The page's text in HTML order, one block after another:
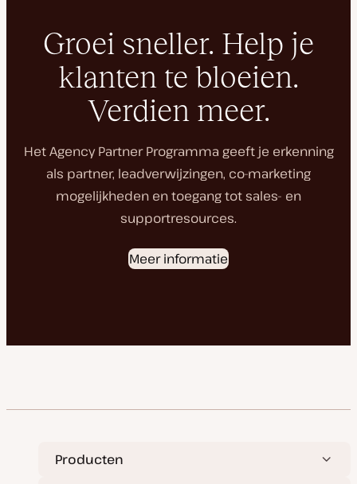
Groei sneller. Help je
klanten te bloeien.
Verdien meer.
Het Agency Partner Programma geeft je erkenning
als partner, leadverwijzingen, co-marketing
mogelijkheden en toegang tot sales- en
supportresources.
Meer informatie
Producten